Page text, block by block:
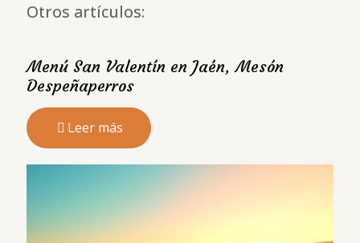
Otros artículos:
Menú San Valentín en Jaén, Mesón
Despeñaperros
Leer más